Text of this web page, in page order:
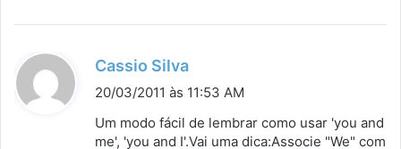
Cassio Silva
i
s
20/03/2011 às 11:53 AM
Um modo fácil de lembrar como usar 'you and
me', 'you and I'.Vai uma dica:Associe "We" com